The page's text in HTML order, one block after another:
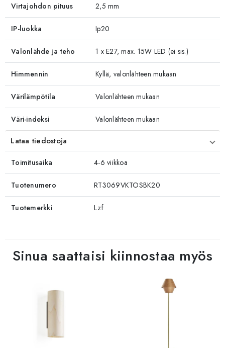
Virtajohdon pituus 2,5 mm
IP-luokka Ip20
Valonlähde ja teho 1 x E27, max. 15W LED (ei sis.)
Himmennin Kyllä, valonlähteen mukaan
Värilämpötila Valonlähteen mukaan
Väri-indeksi Valonlähteen mukaan
Lataa tiedostoja
Toimitusaika 4-6 viikkoa
Tuotenumero RT3069VKTOSBK20
Tuotemerkki Lzf
Sinua saattaisi kiinnostaa myös